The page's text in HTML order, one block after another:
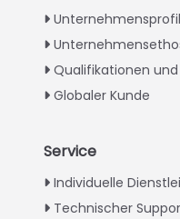
Unternehmensprofil
Qualifikationen
Globaler Kunde
Service
Individuelle
Technischer
Greek
Italian